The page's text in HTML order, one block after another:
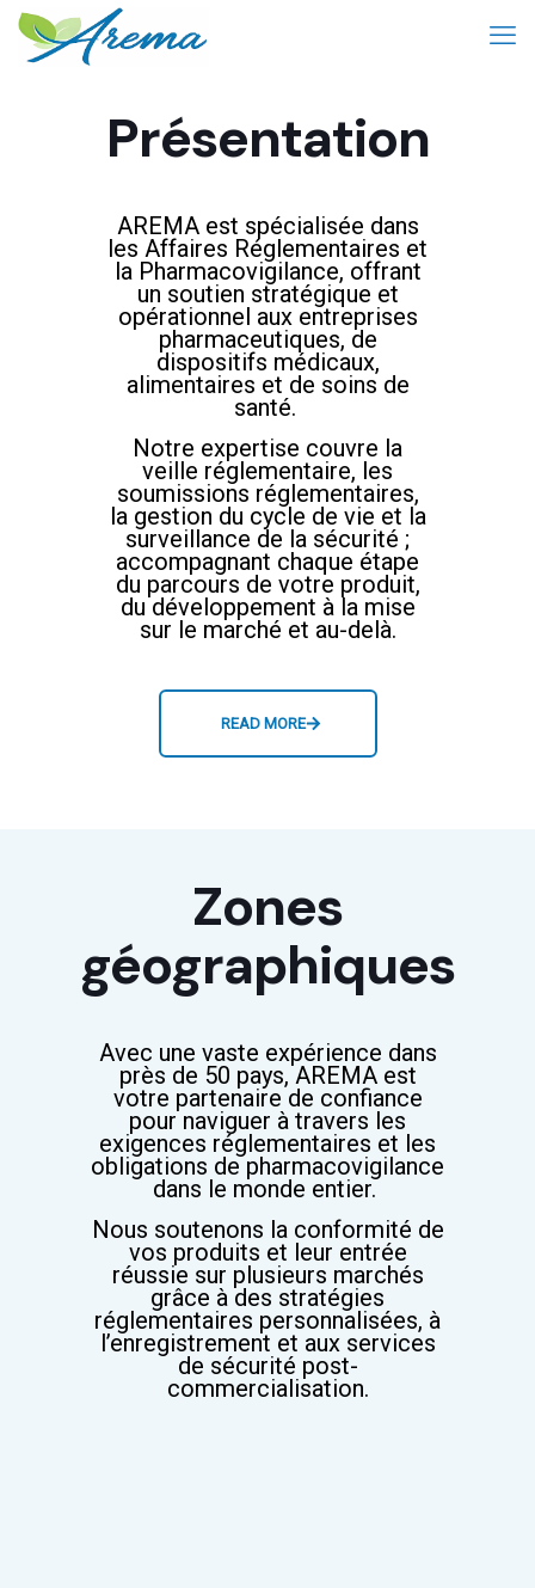
Présentation
AREMA est spécialisée dans
les Affaires Réglementaires et
la Pharmacovigilance, offrant
un soutien stratégique et
opérationnel aux entreprises
pharmaceutiques, de
dispositifs médicaux,
alimentaires et de soins de
santé.
Notre expertise couvre la
veille réglementaire, les
soumissions réglementaires,
la gestion du cycle de vie et la
surveillance de la sécurité ;
accompagnant chaque étape
du parcours de votre produit,
du développement à la mise
sur le marché et au-delà.
READ MORE
Zones
géographiques
Avec une vaste expérience dans
près de 50 pays, AREMA est
votre partenaire de confiance
pour naviguer à travers les
exigences réglementaires et les
obligations de pharmacovigilance
dans le monde entier.
Nous soutenons la conformité de
vos produits et leur entrée
réussie sur plusieurs marchés
grâce à des stratégies
réglementaires personnalisées, à
l’enregistrement et aux services
de sécurité post-
commercialisation.